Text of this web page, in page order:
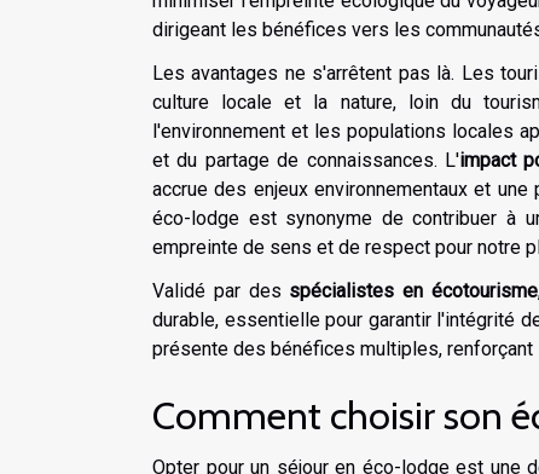
dirigeant les bénéfices vers les
Les avantages ne s'arrêtent pas là. Les
culture locale et la nature, loin du
l'environnement et les populations locales
et du partage de connaissances. L'impact
accrue des enjeux environnementaux et
éco-lodge est synonyme de contribuer à
empreinte de sens et de respect pour notre
Validé par des spécialistes en écotourisme
durable, essentielle pour garantir l'intégrité
présente des bénéfices multiples, renforçant
Comment choisir son
Opter pour un séjour en éco-lodge est une